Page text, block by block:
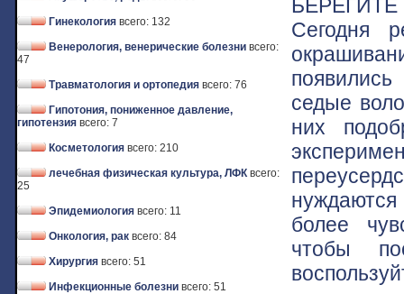
Гинекология всего: 132
Венерология, венерические болезни всего:
47
Травматология и ортопедия всего: 76
Гипотония, пониженное давление,
гипотензия всего: 7
Косметология всего: 210
лечебная физическая культура, ЛФК всего:
25
Эпидемиология всего: 11
Онкология, рак всего: 84
Хирургия всего: 51
Инфекционные болезни всего: 51
Сегодня
седые
них
нуждаются
более
чтобы